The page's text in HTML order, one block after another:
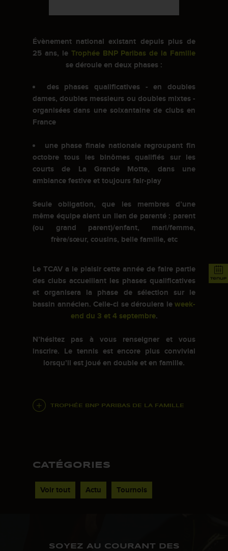
tenup
Évènement national existant depuis plus de
25 ans, le Trophée BNP Paribas de la Famille
se déroule en deux phases :
des phases qualificatives - en doubles
dames, doubles messieurs ou doubles mixtes -
organisées dans une soixantaine de clubs en
France
une phase finale nationale regroupant fin
octobre tous les binômes qualifiés sur les
courts de La Grande Motte, dans une
ambiance festive et toujours fair-play
Seule obligation, que les membres d’une
même équipe aient un lien de parenté : parent
(ou grand parent)/enfant, mari/femme,
frère/sœur, cousins, belle famille, etc
Le TCAV a le plaisir cette année de faire partie
des clubs accueillant les phases qualificatives
et organisera la phase de sélection sur le
bassin annécien. Celle-ci se déroulera le week-
end du 3 et 4 septembre.
N’hésitez pas à vous renseigner et vous
inscrire. Le tennis est encore plus convivial
lorsqu’il est joué en double et en famille.
TROPHÉE BNP PARIBAS DE LA FAMILLE
CATÉGORIES
Voir tout Actu Tournois
SOYEZ AU COURANT DES